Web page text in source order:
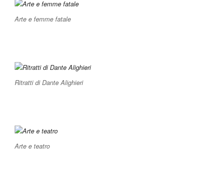
Arte e femme fatale
Ritratti di Dante Alighieri
Arte e teatro